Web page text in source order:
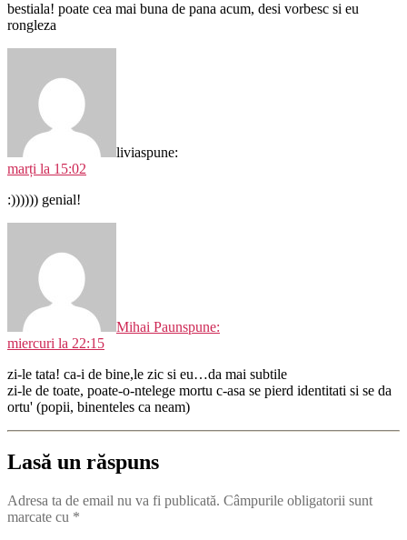
bestiala! poate cea mai buna de pana acum, desi vorbesc si eu
rongleza
liviaspune:
marți la 15:02
:)))))) genial!
Mihai Paunspune:
miercuri la 22:15
zi-le tata! ca-i de bine,le zic si eu…da mai subtile
zi-le de toate, poate-o-ntelege mortu c-asa se pierd identitati si se da
ortu' (popii, binenteles ca neam)
Lasă un răspuns
Adresa ta de email nu va fi publicată. Câmpurile obligatorii sunt
marcate cu *